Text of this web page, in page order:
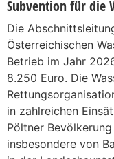
Subvention für die
Die
Österreichischen
Betrieb im Jahr
8.250 Euro. Die
in zahlreichen
Pöltner
insbesondere von